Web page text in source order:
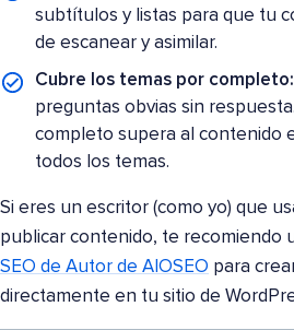
subtítulos y listas para que tu
de escanear y asimilar.
Cubre los temas por completo:
preguntas obvias sin
completo supera al contenido
todos los temas.
Si eres un escritor (como yo) que
publicar contenido, te recomiendo
SEO de Autor de AIOSEO para
directamente en tu sitio de